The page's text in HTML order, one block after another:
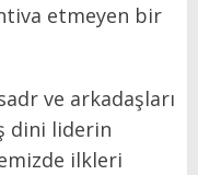
etmeyen bir
ve arkadaşları
dini liderin
ilkleri